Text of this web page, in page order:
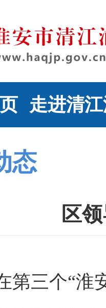
走进清
态
区
第三个“淮